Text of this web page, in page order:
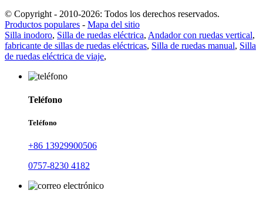
© Copyright - 2010-2026: Todos los derechos reservados.
Productos populares - Mapa del sitio
Silla inodoro, Silla de ruedas eléctrica, Andador con ruedas vertical,
fabricante de sillas de ruedas eléctricas, Silla de ruedas manual, Silla
de ruedas eléctrica de viaje,
Teléfono
Teléfono
+86 13929900506
0757-8230 4182